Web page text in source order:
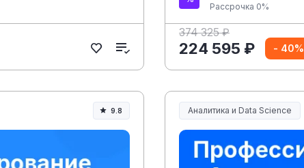
Рассрочка 0%
374 325 ₽
224 595 ₽ - 40%
9.8 Аналитика и Data Science